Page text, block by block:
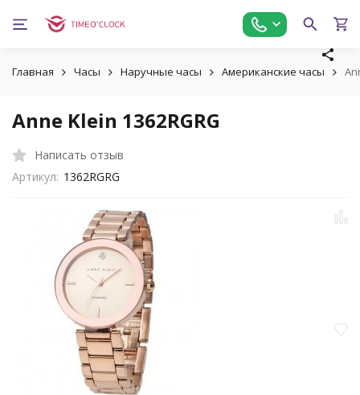
Главная Часы Наручные часы Американские часы
Anne Klein 1362RGRG
Написать отзыв
Артикул: 1362RGRG